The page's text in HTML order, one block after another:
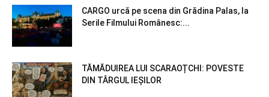
CARGO urcă pe scena din Grădina Palas, la
Serile Filmului Românesc:...
TĂMĂDUIREA LUI SCARAOȚCHI: POVESTE
DIN TÂRGUL IEȘILOR